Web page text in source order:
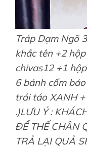
Tráp Dạm Ngõ
khắc tên +2
chivas12 +1
6 bánh cốm
trái táo XANH
.)LƯU Ý :
ĐỂ THẾ CHÂN
TRẢ LẠI QUẢ